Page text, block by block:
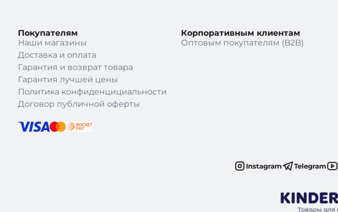
Покупателям
Наши магазины
Доставка и оплата
Гарантия и возврат товара
Гарантия лучшей цены
Политика конфиденцициальности
Договор публичной оферты
Корпоративным клиентам
Оптовым покупателям (B2B)
Instagram Telegram